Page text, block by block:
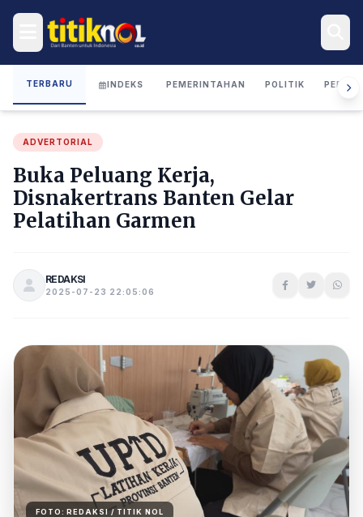
TERBARU INDEKS PEMERINTAHAN POLITIK
ADVERTORIAL
Buka Peluang Kerja,
Disnakertrans Banten Gelar
Pelatihan Garmen
REDAKSI
2025-07-23 22:05:06
FOTO:REDAKSI / TITIK NOL